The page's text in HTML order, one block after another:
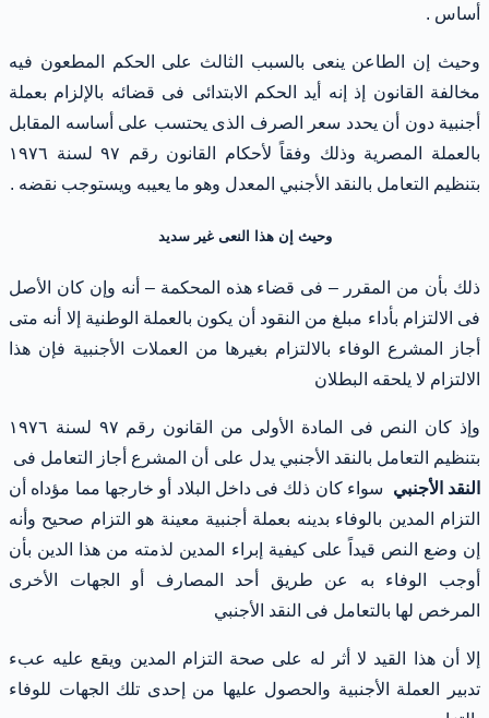
أساس .
وحيث إن الطاعن ينعى بالسبب الثالث على الحكم المطعون فيه
مخالفة القانون إذ إنه أيد الحكم الابتدائى فى قضائه بالإلزام بعملة
أجنبية دون أن يحدد سعر الصرف الذى يحتسب على أساسه المقابل
بالعملة المصرية وذلك وفقاً لأحكام القانون رقم ٩٧ لسنة ١٩٧٦
بتنظيم التعامل بالنقد الأجنبي المعدل وهو ما يعيبه ويستوجب نقضه .
وحيث إن هذا النعى غير سديد
ذلك بأن من المقرر – فى قضاء هذه المحكمة – أنه وإن كان الأصل
فى الالتزام بأداء مبلغ من النقود أن يكون بالعملة الوطنية إلا أنه متى
أجاز المشرع الوفاء بالالتزام بغيرها من العملات الأجنبية فإن هذا
الالتزام لا يلحقه البطلان
وإذ كان النص فى المادة الأولى من القانون رقم ٩٧ لسنة ١٩٧٦
بتنظيم التعامل بالنقد الأجنبي يدل على أن المشرع أجاز التعامل فى
النقد الأجنبي
سواء كان ذلك فى داخل البلاد أو خارجها مما مؤداه أن
التزام المدين بالوفاء بدينه بعملة أجنبية معينة هو التزام صحيح وأنه
إن وضع النص قيداً على كيفية إبراء المدين لذمته من هذا الدين بأن
أوجب الوفاء به عن طريق أحد المصارف أو الجهات الأخرى
المرخص لها بالتعامل فى النقد الأجنبي
إلا أن هذا القيد لا أثر له على صحة التزام المدين ويقع عليه عبء
تدبير العملة الأجنبية والحصول عليها من إحدى تلك الجهات للوفاء